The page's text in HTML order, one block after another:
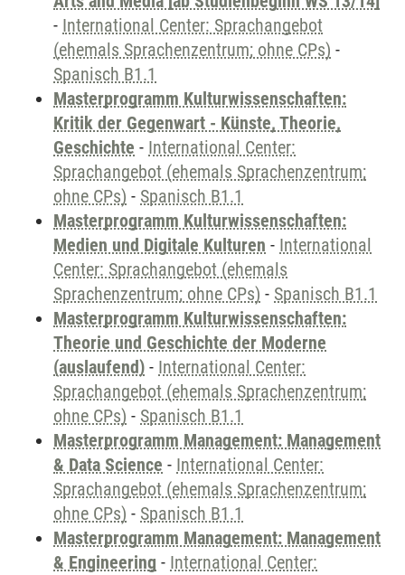
- International Center: Sprachangebot
(ehemals Sprachenzentrum; ohne CPs) -
Spanisch B1.1
Masterprogramm Kulturwissenschaften:
Kritik der Gegenwart - Künste, Theorie,
Geschichte - International Center:
Sprachangebot (ehemals Sprachenzentrum;
ohne CPs) - Spanisch B1.1
Masterprogramm Kulturwissenschaften:
Medien und Digitale Kulturen - International
Center: Sprachangebot (ehemals
Sprachenzentrum; ohne CPs) - Spanisch B1.1
Masterprogramm Kulturwissenschaften:
Theorie und Geschichte der Moderne
(auslaufend) - International Center:
Sprachangebot (ehemals Sprachenzentrum;
ohne CPs) - Spanisch B1.1
Masterprogramm Management: Management
& Data Science - International Center:
Sprachangebot (ehemals Sprachenzentrum;
ohne CPs) - Spanisch B1.1
Masterprogramm Management: Management
& Engineering - International Center: